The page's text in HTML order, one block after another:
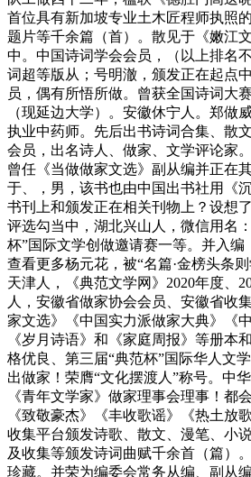
首位具有新加坡专业土木匠程师执照
题片等千余篇（首）。散见于《嫩江
中。中国诗词学会会员，（以上排名
词超等版从；号明澈，颁发正在起点
员，偶有所悟所做。曾获全国诗词大
（现延边大学）。安徽休宁人。郑做
执业中药师。先后出书诗词合集、散
会员，出名诗人、做家、文学评论家
曾任《当做做家文选》副从编并正在
于、，男，该书也由中国出书社用《
书刊上和颁发正在相关刊物上？设想
评选勾当中，湖北兴山人，微信用名
杯”国际文学创做邀请赛一等。并入
查看更多杨元花，被“名篇·金榜头条
天津人，《典范文学网》2020年度、
人，安徽省做家协会会员、安徽省收
家文选》《中国实力派做家大典》《
《岁月诗语》和《家庭周报》等册本
格优良、第三届“典范杯”国际华人文
出做家！荣膺“文化摆渡人”称号。中
《青年文学家》做家理事会理事！都
《致敬豪杰》《丰收歌谣》《热土
收集平台颁发诗歌、散文、漫笔、小
及收集等颁发诗词曲赋千余首（篇）
珍藏。并荣为编委会常务从编、副从